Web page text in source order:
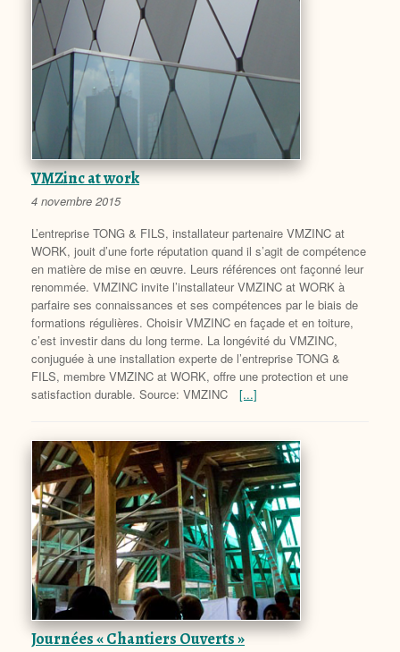
VMZinc at work
4 novembre 2015
L’entreprise TONG & FILS, installateur partenaire VMZINC at
WORK, jouit d’une forte réputation quand il s’agit de compétence
en matière de mise en œuvre. Leurs références ont façonné leur
renommée. VMZINC invite l’installateur VMZINC at WORK à
parfaire ses connaissances et ses compétences par le biais de
formations régulières. Choisir VMZINC en façade et en toiture,
c’est investir dans du long terme. La longévité du VMZINC,
conjuguée à une installation experte de l’entreprise TONG &
FILS, membre VMZINC at WORK, offre une protection et une
satisfaction durable. Source: VMZINC
[...]
Journées « Chantiers Ouverts »